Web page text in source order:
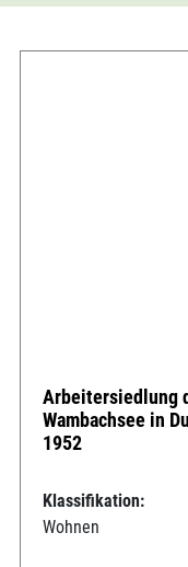
Arbeitersiedlung
Wambachsee in
1952
Klassifikation:
Wohnen